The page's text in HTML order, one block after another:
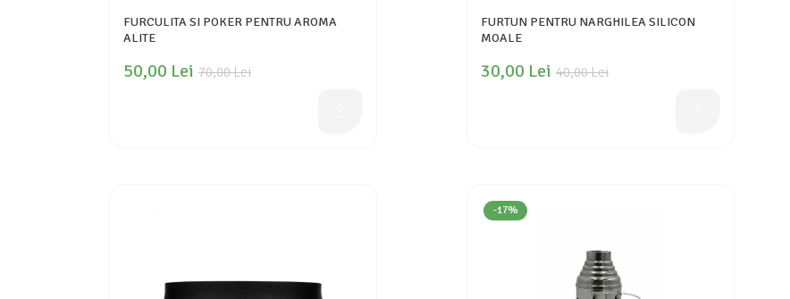
FURCULITA SI POKER PENTRU AROMA
ALITE
70,00 Lei
50,00 Lei
FURTUN PENTRU NARGHILEA SILICON
MOALE
40,00 Lei
30,00 Lei
-17%